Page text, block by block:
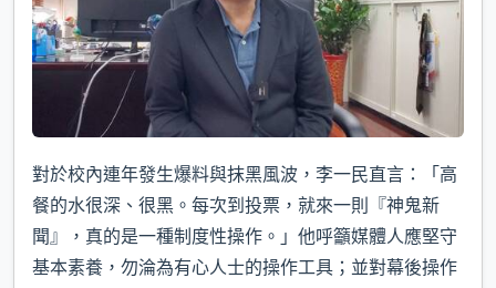
對於校內連年發生爆料與抹黑風波，李一民直言：「高
餐的水很深、很黑。每次到投票，就來一則『神鬼新
聞』，真的是一種制度性操作。」他呼籲媒體人應堅守
基本素養，勿淪為有心人士的操作工具；並對幕後操作